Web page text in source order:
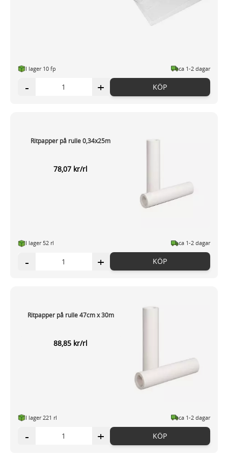
I lager 10 fp ca 1-2 dagar
- + KÖP
Ritpapper på rulle 0,34x25m
78,07 kr/rl
I lager 52 rl ca 1-2 dagar
- + KÖP
Ritpapper på rulle 47cm x 30m
88,85 kr/rl
I lager 221 rl ca 1-2 dagar
- + KÖP